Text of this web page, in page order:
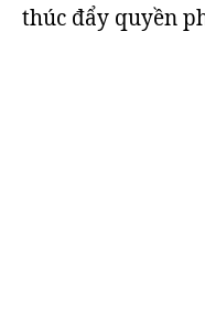
thúc đẩy quyền